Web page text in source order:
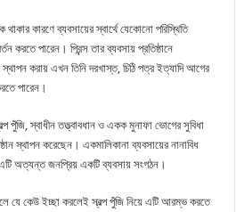
কারণে ব্যবসায়ের স্বার্থে যেকোনো পরিস্থিতি
করতে পারেন। প্রিন্স তার ব্যবসায় প্রতিষ্ঠানে
স্থাপন করায় এখন তিনি দরখাস্ত, চিঠি পত্র ইত্যাদি আগের
পারেন।
পুঁজি, স্বাধীন তত্ত্বাবধান ও একক মুনাফা ভোগের সুবিধা
স্থাপন করেছেন। একমালিকানা ব্যবসায়ের নানাবিধ
এটি অত্যন্ত জনপ্রিয় একটি ব্যবসায় সংগঠন।
যে কেউ ইচ্ছা করলেই স্বল্প পুঁজি নিয়ে এটি আরম্ভ করতে